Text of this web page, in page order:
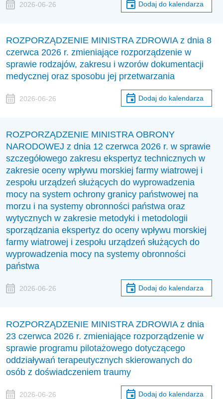
2026-06-26 Dodaj do kalendarza
ROZPORZĄDZENIE MINISTRA ZDROWIA z dnia 8
czerwca 2026 r. zmieniające rozporządzenie w
sprawie rodzajów, zakresu i wzorów dokumentacji
medycznej oraz sposobu jej przetwarzania
2026-06-26 Dodaj do kalendarza
ROZPORZĄDZENIE MINISTRA OBRONY
NARODOWEJ z dnia 12 czerwca 2026 r. w sprawie
szczegółowego zakresu ekspertyz technicznych w
zakresie oceny wpływu morskiej farmy wiatrowej i
zespołu urządzeń służących do wyprowadzenia
mocy na system ochrony granicy państwowej na
morzu i na systemy obronności państwa oraz
wytycznych w zakresie metodyki i metodologii
sporządzania ekspertyz do oceny wpływu morskiej
farmy wiatrowej i zespołu urządzeń służących do
wyprowadzenia mocy na systemy obronności
państwa
2026-06-26 Dodaj do kalendarza
ROZPORZĄDZENIE MINISTRA ZDROWIA z dnia
23 czerwca 2026 r. zmieniające rozporządzenie w
sprawie programu pilotażowego dotyczącego
oddziaływań terapeutycznych skierowanych do
osób z doświadczeniem traumy
2026-06-26 Dodaj do kalendarza